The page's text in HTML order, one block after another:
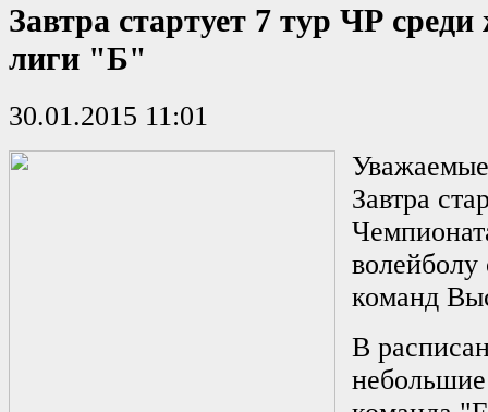
Завтра стартует 7 тур ЧР
лиги "Б"
30.01.2015 11:01
Завтра
команд
В